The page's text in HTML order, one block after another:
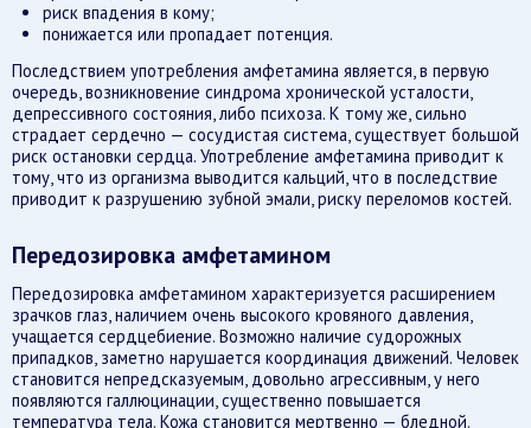
риск впадения в кому;
понижается или пропадает потенция.
Последствием употребления амфетамина является, в первую
очередь, возникновение синдрома хронической усталости,
депрессивного состояния, либо психоза. К тому же, сильно
страдает сердечно — сосудистая система, существует большой
риск остановки сердца. Употребление амфетамина приводит к
тому, что из организма выводится кальций, что в последствие
приводит к разрушению зубной эмали, риску переломов костей.
Передозировка амфетамином
Передозировка амфетамином характеризуется расширением
зрачков глаз, наличием очень высокого кровяного давления,
учащается сердцебиение. Возможно наличие судорожных
припадков, заметно нарушается координация движений. Человек
становится непредсказуемым, довольно агрессивным, у него
появляются галлюцинации, существенно повышается
температура тела. Кожа становится мертвенно — бледной.